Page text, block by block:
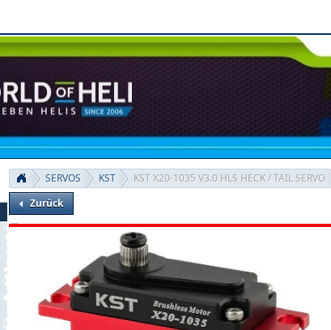
SERVOS KST
KST X20-1035 V3.0 HLS HECK / TAIL SERVO
Zurück